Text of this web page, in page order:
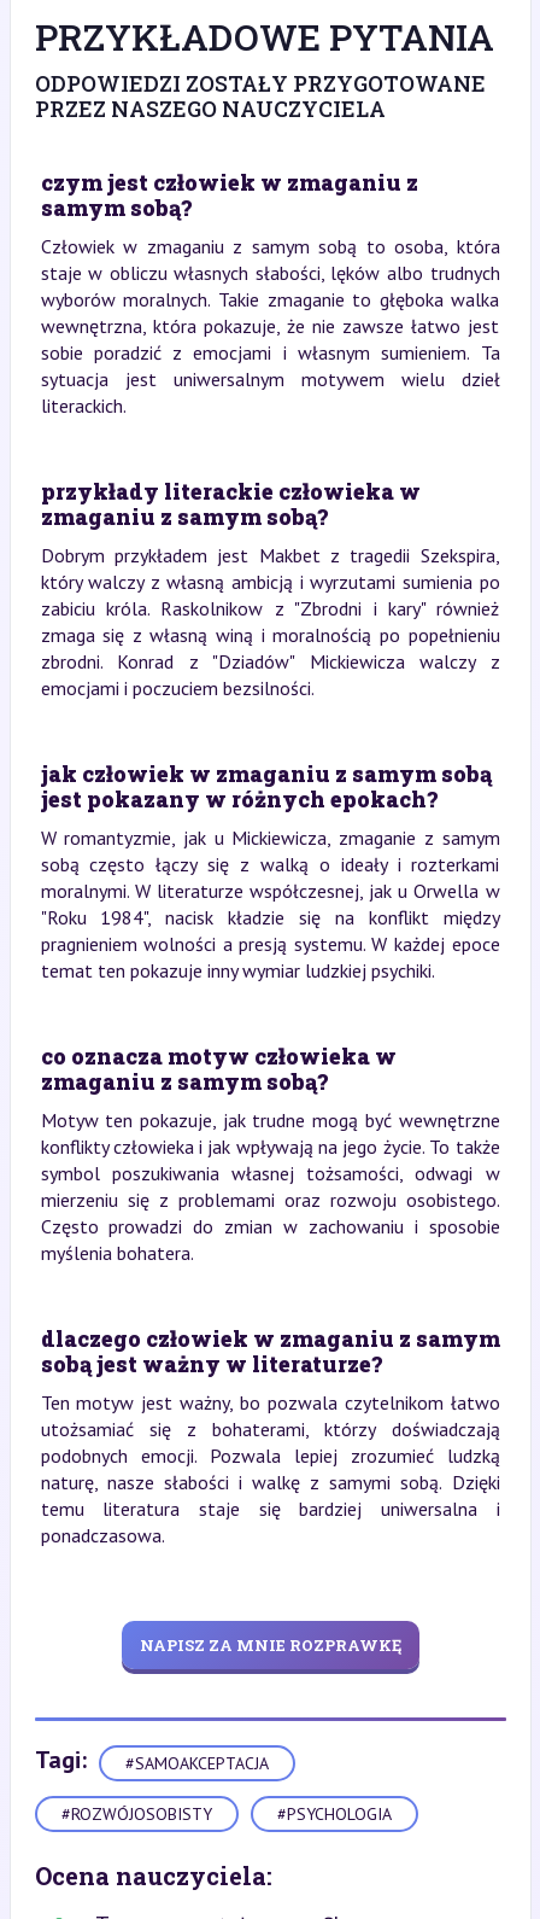
PRZYKŁADOWE PYTANIA
ODPOWIEDZI ZOSTAŁY PRZYGOTOWANE
PRZEZ NASZEGO NAUCZYCIELA
czym jest człowiek w zmaganiu z
samym sobą?
Człowiek w zmaganiu z samym sobą to osoba, która
staje w obliczu własnych słabości, lęków albo trudnych
wyborów moralnych. Takie zmaganie to głęboka walka
wewnętrzna, która pokazuje, że nie zawsze łatwo jest
sobie poradzić z emocjami i własnym sumieniem. Ta
sytuacja jest uniwersalnym motywem wielu dzieł
literackich.
przykłady literackie człowieka w
zmaganiu z samym sobą?
Dobrym przykładem jest Makbet z tragedii Szekspira,
który walczy z własną ambicją i wyrzutami sumienia po
zabiciu króla. Raskolnikow z "Zbrodni i kary" również
zmaga się z własną winą i moralnością po popełnieniu
zbrodni. Konrad z "Dziadów" Mickiewicza walczy z
emocjami i poczuciem bezsilności.
jak człowiek w zmaganiu z samym sobą
jest pokazany w różnych epokach?
W romantyzmie, jak u Mickiewicza, zmaganie z samym
sobą często łączy się z walką o ideały i rozterkami
moralnymi. W literaturze współczesnej, jak u Orwella w
"Roku 1984", nacisk kładzie się na konflikt między
pragnieniem wolności a presją systemu. W każdej epoce
temat ten pokazuje inny wymiar ludzkiej psychiki.
co oznacza motyw człowieka w
zmaganiu z samym sobą?
Motyw ten pokazuje, jak trudne mogą być wewnętrzne
konflikty człowieka i jak wpływają na jego życie. To także
symbol poszukiwania własnej tożsamości, odwagi w
mierzeniu się z problemami oraz rozwoju osobistego.
Często prowadzi do zmian w zachowaniu i sposobie
myślenia bohatera.
dlaczego człowiek w zmaganiu z samym
sobą jest ważny w literaturze?
Ten motyw jest ważny, bo pozwala czytelnikom łatwo
utożsamiać się z bohaterami, którzy doświadczają
podobnych emocji. Pozwala lepiej zrozumieć ludzką
naturę, nasze słabości i walkę z samymi sobą. Dzięki
temu literatura staje się bardziej uniwersalna i
ponadczasowa.
NAPISZ ZA MNIE ROZPRAWKĘ
Tagi: #SAMOAKCEPTACJA
#ROZWÓJOSOBISTY #PSYCHOLOGIA
Ocena nauczyciela: